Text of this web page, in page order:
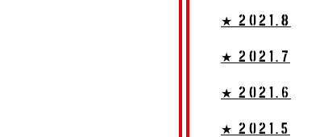
★ 2021.8
★ 2021.7
★ 2021.6
★ 2021.5